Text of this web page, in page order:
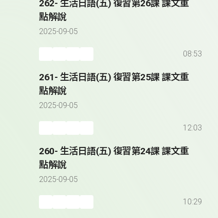
262- 生活日語(五) 復習第26課 課文重
點解說
2025-09-05
08:53
261- 生活日語(五) 復習第25課 課文重
點解說
2025-09-05
12:03
260- 生活日語(五) 復習第24課 課文重
點解說
2025-09-05
10:29